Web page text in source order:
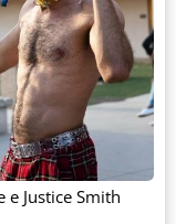
e Justice Smith